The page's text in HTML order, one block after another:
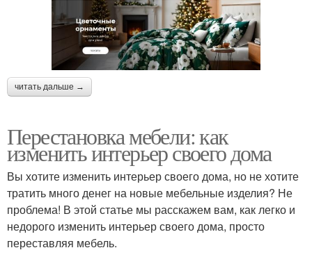
читать дальше →
Перестановка мебели: как
изменить интерьер своего дома
Вы хотите изменить интерьер своего дома, но не хотите
тратить много денег на новые мебельные изделия? Не
проблема! В этой статье мы расскажем вам, как легко и
недорого изменить интерьер своего дома, просто
переставляя мебель.